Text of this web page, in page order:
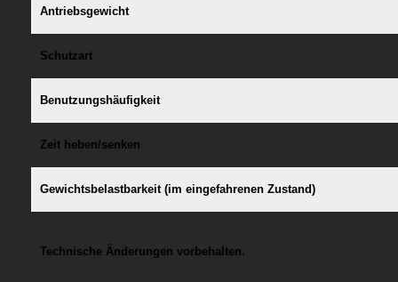
Antriebsgewicht
Schutzart
Benutzungshäufigkeit
Zeit heben/senken
Gewichtsbelastbarkeit (im eingefahrenen Zustand)
Technische Änderungen vorbehalten.